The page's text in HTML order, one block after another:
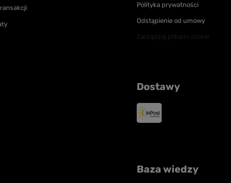
Polityka prywatności
Odstąpienie od umowy
Zarządzaj plikami cookie
Dostawy
Baza wiedzy